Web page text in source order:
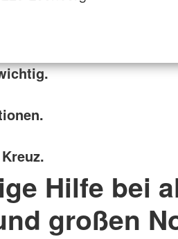
Hilfe bei
großen